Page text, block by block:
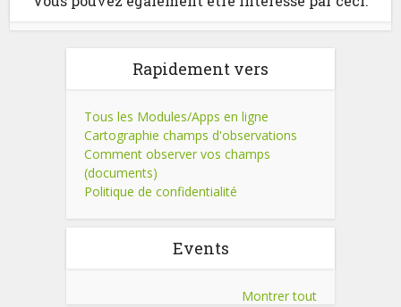
Rapidement vers
Tous les Modules/Apps en ligne
Cartographie champs d'observations
Comment observer vos champs
(documents)
Politique de confidentialité
Events
Montrer tout